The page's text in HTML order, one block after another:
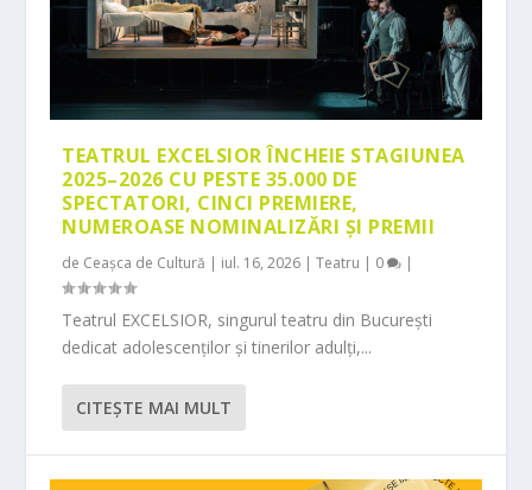
TEATRUL EXCELSIOR ÎNCHEIE STAGIUNEA
2025–2026 CU PESTE 35.000 DE
SPECTATORI, CINCI PREMIERE,
NUMEROASE NOMINALIZĂRI ȘI PREMII
de Ceașca de Cultură | iul. 16, 2026 |Teatru | 0 |
Teatrul EXCELSIOR, singurul teatru din București
dedicat adolescenților și tinerilor adulți,...
CITEŞTE MAI MULT